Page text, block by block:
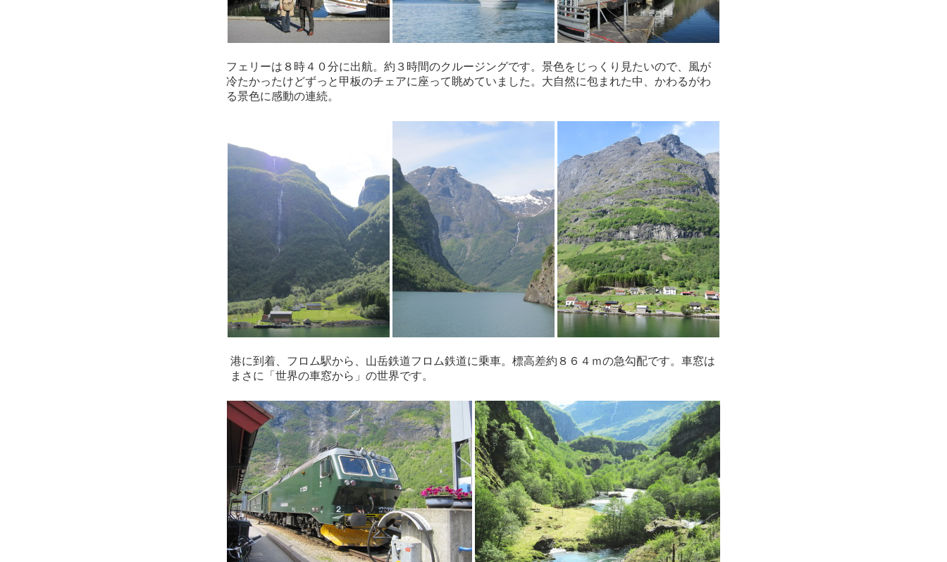
フェリーは８時４０分に出航。約３時間のクルージングです。景色をじっくり見たいので、風が
冷たかったけどずっと甲板のチェアに座って眺めていました。大自然に包まれた中、かわるがわ
る景色に感動の連続。
港に到着、フロム駅から、山岳鉄道フロム鉄道に乗車。標高差約８６４ｍの急勾配です。車窓は
まさに「世界の車窓から」の世界です。